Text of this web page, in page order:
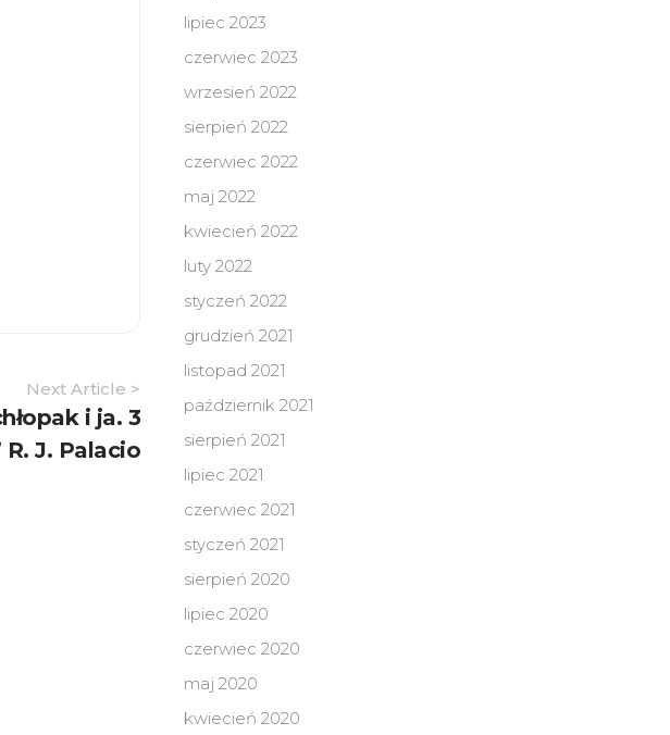
Next Article >
i ja. 3
J. Palacio
lipiec 2023
czerwiec 2023
wrzesień 2022
sierpień 2022
czerwiec 2022
maj 2022
kwiecień 2022
luty 2022
styczeń 2022
grudzień 2021
listopad 2021
październik 2021
sierpień 2021
lipiec 2021
czerwiec 2021
styczeń 2021
sierpień 2020
lipiec 2020
czerwiec 2020
maj 2020
kwiecień 2020